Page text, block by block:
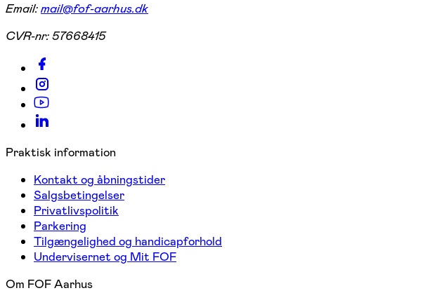
Email:mail@fof-aarhus.dk
CVR-nr:57668415
Praktisk information
Kontakt og åbningstider
Salgsbetingelser
Privatlivspolitik
Parkering
Tilgængelighed og handicapforhold
Undervisernet og Mit FOF
Om FOF Aarhus